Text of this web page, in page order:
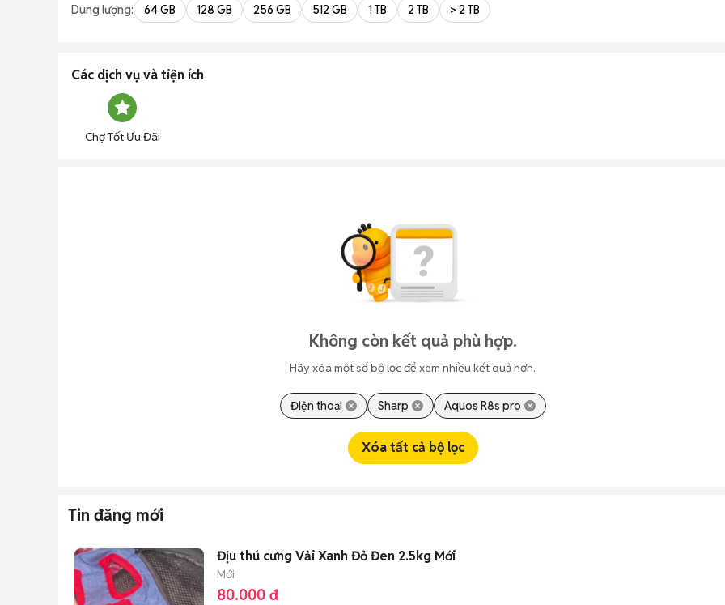
Dung lượng: 64 GB 128 GB 256 GB 512 GB 1 TB 2 TB > 2 TB
Các dịch vụ và tiện ích
Chợ Tốt Ưu Đãi
Không còn kết quả phù hợp.
Hãy xóa một số bộ lọc để xem nhiều kết quả hơn.
Điện thoại Sharp Aquos R8s pro
Xóa tất cả bộ lọc
Tin đăng mới
Địu thú cưng Vải Xanh Đỏ Đen 2.5kg Mới
Mới
80.000 đ